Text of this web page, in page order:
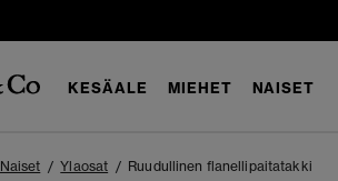
KESÄALE MIEHET NAISET
Naiset Ylaosat Ruudullinen flanellipaitatakki